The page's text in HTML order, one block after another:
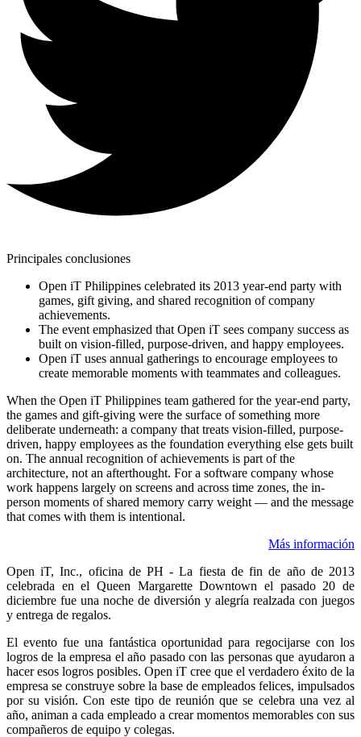
Principales conclusiones
Open iT Philippines celebrated its 2013 year-end party with
games, gift giving, and shared recognition of company
achievements.
The event emphasized that Open iT sees company success as
built on vision-filled, purpose-driven, and happy employees.
Open iT uses annual gatherings to encourage employees to
create memorable moments with teammates and colleagues.
When the Open iT Philippines team gathered for the year-end party,
the games and gift-giving were the surface of something more
deliberate underneath: a company that treats vision-filled, purpose-
driven, happy employees as the foundation everything else gets built
on. The annual recognition of achievements is part of the
architecture, not an afterthought. For a software company whose
work happens largely on screens and across time zones, the in-
person moments of shared memory carry weight — and the message
that comes with them is intentional.
Más información
Open iT, Inc., oficina de PH - La fiesta de fin de año de 2013
celebrada en el Queen Margarette Downtown el pasado 20 de
diciembre fue una noche de diversión y alegría realzada con juegos
y entrega de regalos.
El evento fue una fantástica oportunidad para regocijarse con los
logros de la empresa el año pasado con las personas que ayudaron a
hacer esos logros posibles. Open iT cree que el verdadero éxito de la
empresa se construye sobre la base de empleados felices, impulsados
por su visión. Con este tipo de reunión que se celebra una vez al
año, animan a cada empleado a crear momentos memorables con sus
compañeros de equipo y colegas.